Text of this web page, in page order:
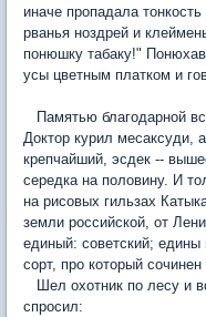
иначе пропадала
рванья ноздрей и
понюшку табаку!"
усы цветным платком и
Памятью благодарной
Доктор курил месаксуди,
крепчайший, эсдек --
середка на половину. И
на рисовых гильзах
земли российской, от
единый: советский; едины
сорт, про который
Шел охотник по лесу и
спросил: